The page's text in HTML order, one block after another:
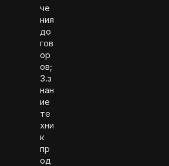
че
ния
до
гов
ор
ов;
3.з
нан
ие
те
хни
к
пр
од